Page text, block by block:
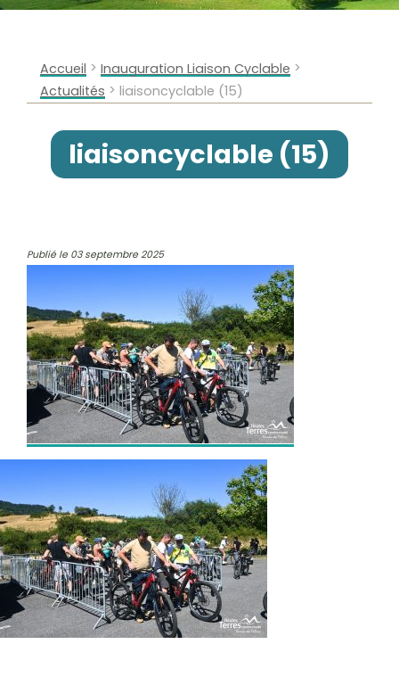
Accueil > Inauguration Liaison Cyclable >
Actualités > liaisoncyclable (15)
liaisoncyclable (15)
Publié le 03 septembre 2025